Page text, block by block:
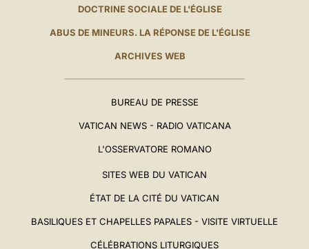
DOCTRINE SOCIALE DE L'ÉGLISE
ABUS DE MINEURS. LA RÉPONSE DE L'ÉGLISE
ARCHIVES WEB
BUREAU DE PRESSE
VATICAN NEWS - RADIO VATICANA
L'OSSERVATORE ROMANO
SITES WEB DU VATICAN
ÉTAT DE LA CITÉ DU VATICAN
BASILIQUES ET CHAPELLES PAPALES - VISITE VIRTUELLE
CÉLÉBRATIONS LITURGIQUES